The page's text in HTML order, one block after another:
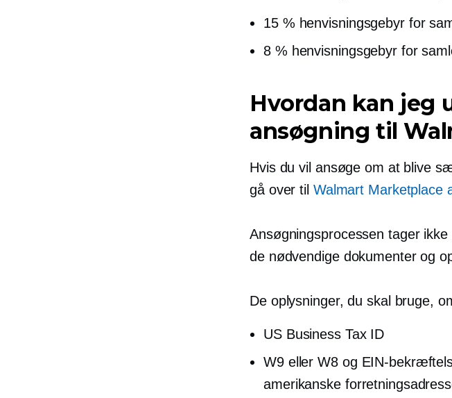
15 % henvisningsgebyr for
8 % henvisningsgebyr for
Hvordan kan jeg
ansøgning til
Hvis du vil ansøge om at blive
gå over til Walmart Marketplace
Ansøgningsprocessen tager
de nødvendige dokumenter og
De oplysninger, du skal bruge,
US Business Tax ID
W9 eller W8 og EIN-
amerikanske